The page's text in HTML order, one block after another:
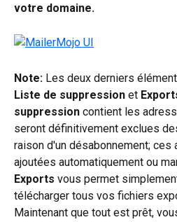
votre domaine.
Note: Les deux derniers
Liste de suppression et
suppression contient les
seront définitivement exclues
raison d'un désabonnement;
ajoutées automatiquement ou
Exports vous permet
télécharger tous vos fichiers
Maintenant que tout est prêt,